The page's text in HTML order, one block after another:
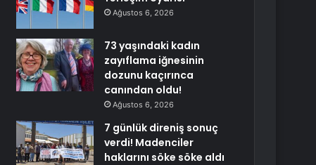
Ağustos 6, 2026
73 yaşındaki kadın
zayıflama iğnesinin
dozunu kaçırınca
canından oldu!
Ağustos 6, 2026
7 günlük direniş sonuç
verdi! Madenciler
haklarını söke söke aldı